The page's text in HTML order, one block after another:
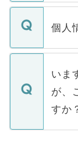
ません
■応募
関を公
に、
みを
ていま
転職・
ん。
定を承
の辞
ます
個人
個人情
で、
など
ご本
支援
ている
いま
が、
すか